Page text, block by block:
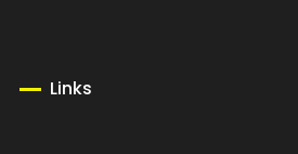
Links